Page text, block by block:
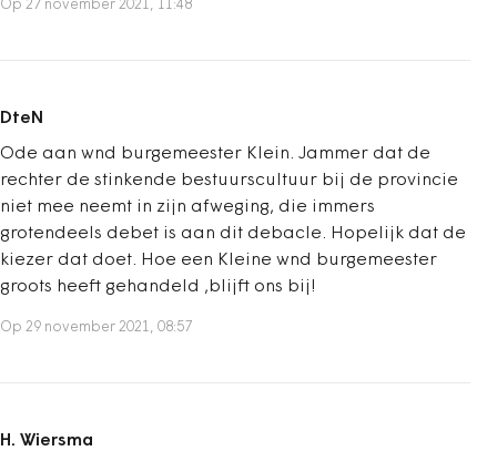
Op 27 november 2021, 11:48
DteN
Ode aan wnd burgemeester Klein. Jammer dat de
rechter de stinkende bestuurscultuur bij de provincie
niet mee neemt in zijn afweging, die immers
grotendeels debet is aan dit debacle. Hopelijk dat de
kiezer dat doet. Hoe een Kleine wnd burgemeester
groots heeft gehandeld ,blijft ons bij!
Op 29 november 2021, 08:57
H. Wiersma